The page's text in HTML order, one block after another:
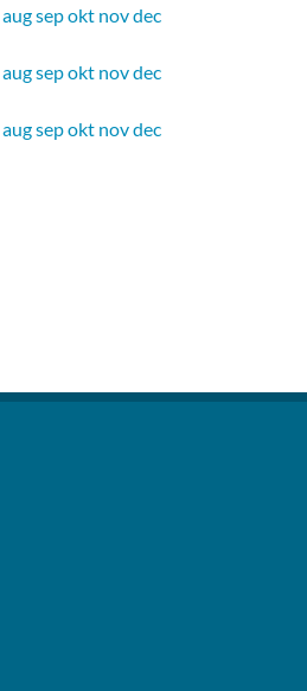
augsepokt novdec
augsepokt novdec
augsepokt novdec